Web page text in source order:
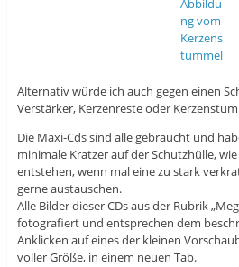
Alternativ würde ich auch gegen einen
Verstärker, Kerzenreste oder
Die Maxi-Cds sind alle gebraucht und
minimale Kratzer auf der Schutzhülle,
entstehen, wenn mal eine zu stark
gerne austauschen.
Alle Bilder dieser CDs aus der Rubrik
fotografiert und entsprechen dem
Anklicken auf eines der kleinen
voller Größe, in einem neuen Tab.